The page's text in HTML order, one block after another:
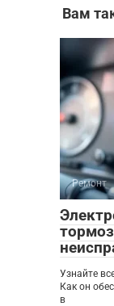
Вам
Ремонт
Узнайте
Как он
в